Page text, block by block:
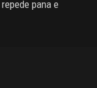
repede pana e